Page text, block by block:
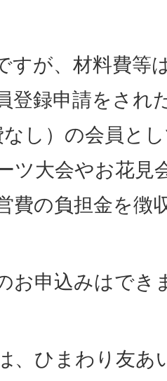
すが、材料費等
登録申請をされ
し）の会員と
ツ大会やお花見
費の負担金を徴
お申込みはでき
、ひまわり友あ